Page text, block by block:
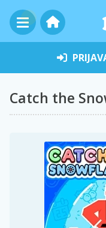
Catch the